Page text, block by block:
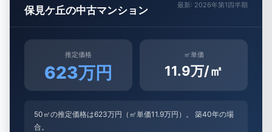
保見ケ丘の中古マンション
最新: 2026年第1四半期
推定価格
623万円
㎡単価
11.9万/㎡
50㎡の推定価格は623万円（㎡単価11.9万円）。 築40年の場
合。